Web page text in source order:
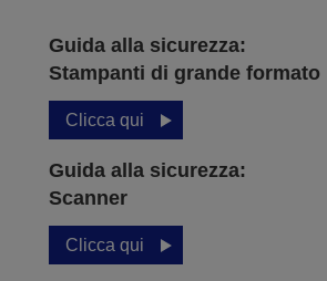
Guida alla sicurezza:
Stampanti di grande formato
Clicca qui
Guida alla sicurezza:
Scanner
Clicca qui